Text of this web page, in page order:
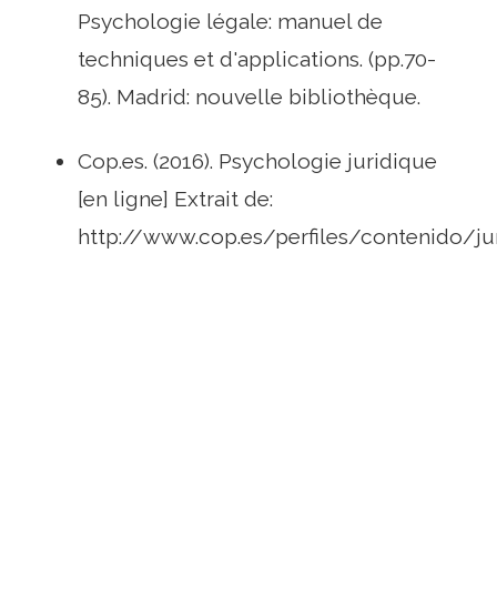
Psychologie légale: manuel de
techniques et d'applications. (pp.70-
85). Madrid: nouvelle bibliothèque.
Cop.es. (2016). Psychologie juridique
[en ligne] Extrait de:
http://www.cop.es/perfiles/contenido/